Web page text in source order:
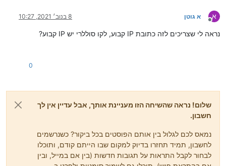
א
מנותק
א גוטן 8 בנוב׳ 2021, 10:27
נראה לי שצריכים לזה כתובת IP קבוע, לקו סוללרי יש IP קבוע?
0
שלום! נראה שהשיחה הזו מעניינת אותך, אבל עדיין אין לך
חשבון.
נמאס לכם לגלול בין אותם הפוסטים בכל ביקור? כשנרשמים
לחשבון, תמיד תחזרו בדיוק למקום שבו הייתם קודם, ותוכלו
לבחור לקבל התראות על תגובות חדשות (בין אם במייל, ובין